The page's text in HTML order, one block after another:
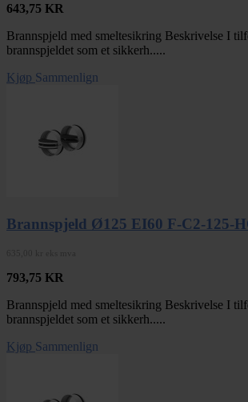
643,75 KR
Brannspjeld med smeltesikring Beskrivelse I
brannspjeldet som et sikkerh.....
Kjøp Sammenlign
Brannspjeld Ø125 EI60 F-C2-125-
793,75 KR
Brannspjeld med smeltesikring Beskrivelse I
brannspjeldet som et sikkerh.....
Kjøp Sammenlign